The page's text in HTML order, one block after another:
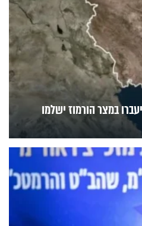
במצר הורמוז ישלמו